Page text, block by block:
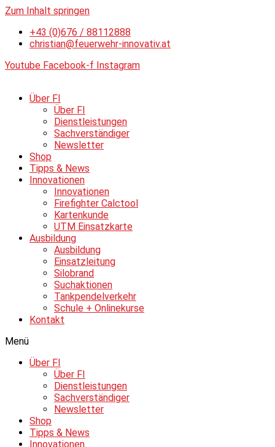
Zum Inhalt springen
+43 (0)676 / 88112888
christian@feuerwehr-innovativ.at
Youtube Facebook-f Instagram
Über FI
Über FI
Dienstleistungen
Sachverständiger
Newsletter
Shop
Tipps & News
Innovationen
Innovationen
Firefighter Calctool
Kartenkunde
UTM Einsatzkarte
Ausbildung
Ausbildung
Einsatzleitung
Silobrand
Suchaktionen
Tankpendelverkehr
Schule + Onlinekurse
Kontakt
Menü
Über FI
Über FI
Dienstleistungen
Sachverständiger
Newsletter
Shop
Tipps & News
Innovationen